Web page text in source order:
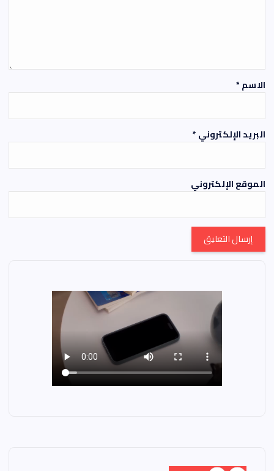
الاسم*
البريد الإلكتروني*
الموقع الإلكتروني